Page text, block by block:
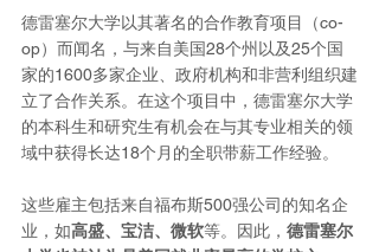
德雷塞尔大学以其著名的合作教育项目（co-
op）而闻名，与来自美国28个州以及25个国
家的1600多家企业、政府机构和非营利组织建
立了合作关系。在这个项目中，德雷塞尔大学
的本科生和研究生有机会在与其专业相关的领
域中获得长达18个月的全职带薪工作经验。
这些雇主包括来自福布斯500强公司的知名企
业，如高盛、宝洁、微软等。因此， 德雷塞尔